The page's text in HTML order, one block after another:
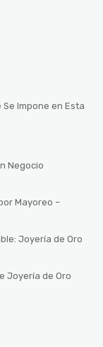
Impone en Esta
Negocio
Mayoreo –
Joyería de Oro
Joyería de Oro